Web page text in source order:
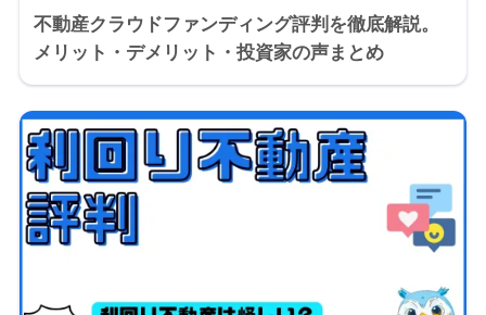
不動産クラウドファンディング評判を徹底解説。
メリット・デメリット・投資家の声まとめ